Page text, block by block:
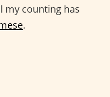
my counting has
.